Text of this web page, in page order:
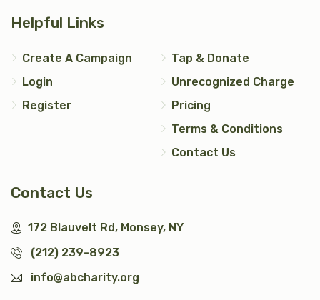
Helpful Links
Create A Campaign
Login
Register
Tap & Donate
Unrecognized Charge
Pricing
Terms & Conditions
Contact Us
Contact Us
172 Blauvelt Rd, Monsey, NY
(212) 239-8923
info@abcharity.org